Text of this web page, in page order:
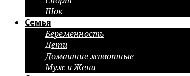
Шок
Семья
Беременность
Дети
Домашние животные
Муж и Жена